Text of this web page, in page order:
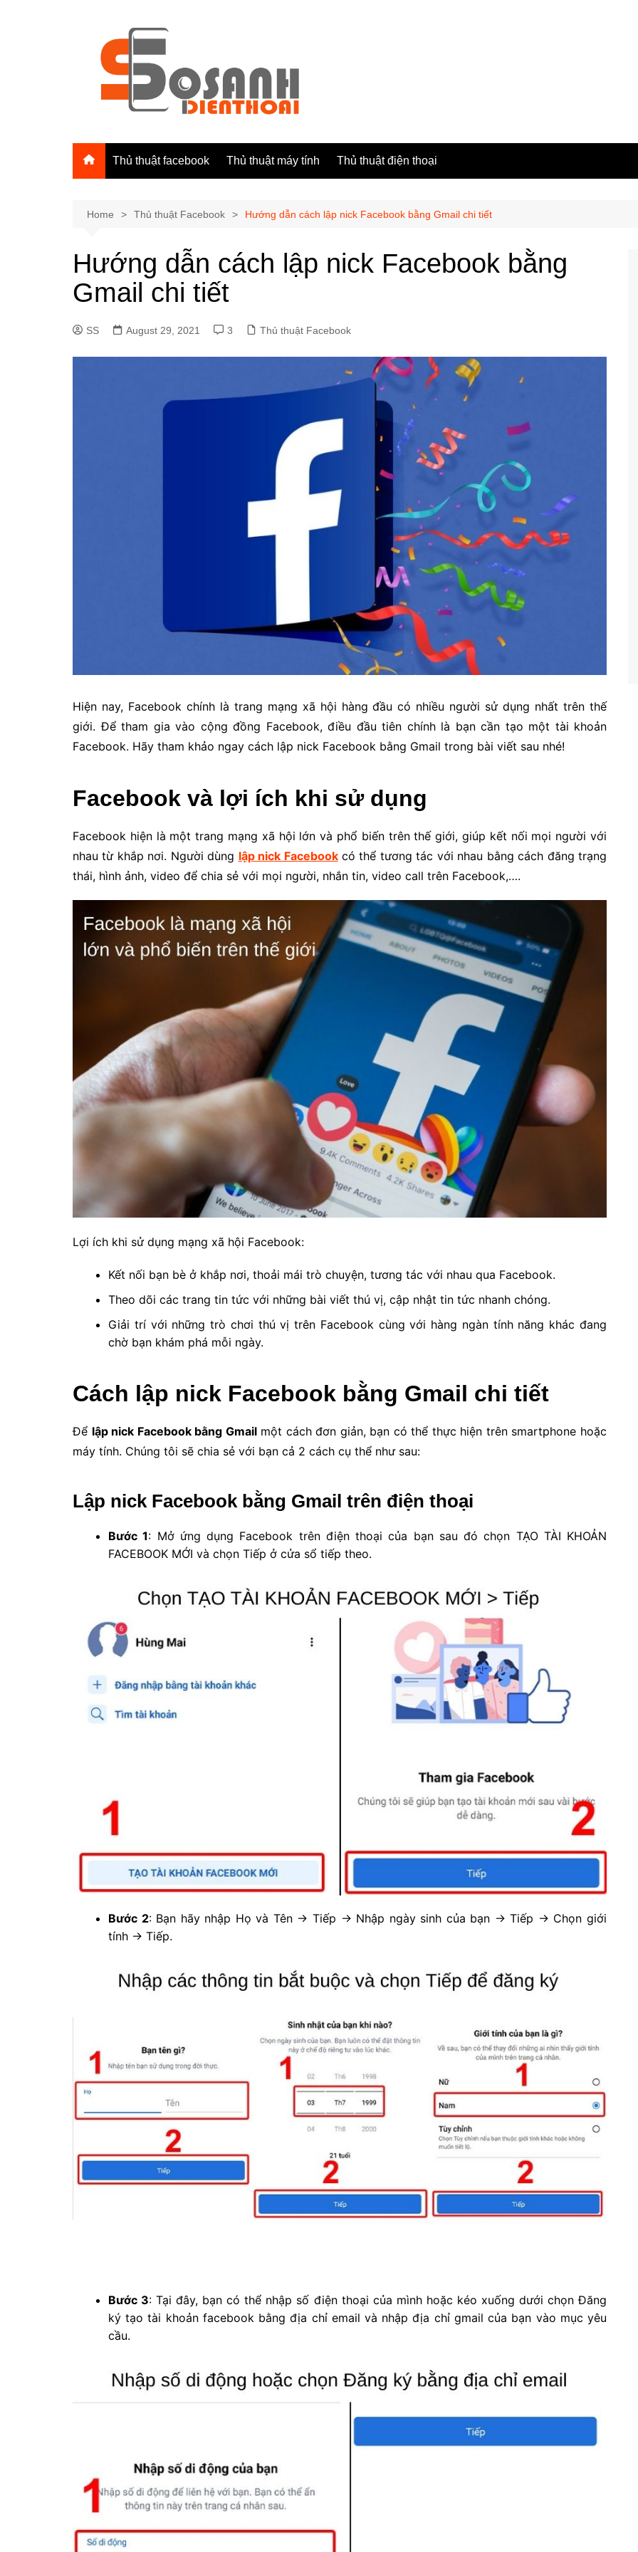
Thủ thuật facebook Thủ thuật máy tính Thủ thuật điện thoại
Home Thủ thuật Facebook Hướng dẫn cách lập nick Facebook bằng Gmail chi tiết
Hướng dẫn cách lập nick Facebook bằng
Gmail chi tiết
SS August 29, 2021 3 Thủ thuật Facebook
Hiện nay, Facebook chính là trang mạng xã hội hàng đầu có nhiều người sử dụng nhất trên thế
giới. Để tham gia vào cộng đồng Facebook, điều đầu tiên chính là bạn cần tạo một tài khoản
Facebook. Hãy tham khảo ngay cách lập nick Facebook bằng Gmail trong bài viết sau nhé!
Facebook và lợi ích khi sử dụng
Facebook hiện là một trang mạng xã hội lớn và phổ biến trên thế giới, giúp kết nối mọi người với
nhau từ khắp nơi. Người dùng lập nick Facebookcó thể tương tác với nhau bằng cách đăng trạng
thái, hình ảnh, video để chia sẻ với mọi người, nhắn tin, video call trên Facebook,….
Lợi ích khi sử dụng mạng xã hội Facebook:
Kết nối bạn bè ở khắp nơi, thoải mái trò chuyện, tương tác với nhau qua Facebook.
Theo dõi các trang tin tức với những bài viết thú vị, cập nhật tin tức nhanh chóng.
Giải trí với những trò chơi thú vị trên Facebook cùng với hàng ngàn tính năng khác đang
chờ bạn khám phá mỗi ngày.
Cách lập nick Facebook bằng Gmail chi tiết
Để lập nick Facebook bằng Gmailmột cách đơn giản, bạn có thể thực hiện trên smartphone hoặc
máy tính. Chúng tôi sẽ chia sẻ với bạn cả 2 cách cụ thể như sau:
Lập nick Facebook bằng Gmail trên điện thoại
Bước 1: Mở ứng dụng Facebook trên điện thoại của bạn sau đó chọn TẠO TÀI KHOẢN
FACEBOOK MỚI và chọn Tiếp ở cửa sổ tiếp theo.
Bước 2: Bạn hãy nhập Họ và Tên → Tiếp → Nhập ngày sinh của bạn → Tiếp → Chọn giới
tính → Tiếp.
Bước 3: Tại đây, bạn có thể nhập số điện thoại của mình hoặc kéo xuống dưới chọn Đăng
ký tạo tài khoản facebook bằng địa chỉ email và nhập địa chỉ gmail của bạn vào mục yêu
cầu.